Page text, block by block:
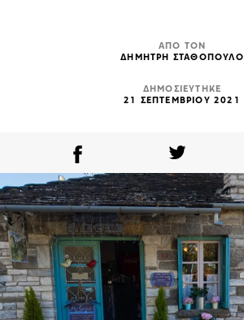
ΑΠΟ ΤΟΝ
ΔΗΜΗΤΡΗ ΣΤΑΘΟΠΟΥΛΟ
ΔΗΜΟΣΙΕΥΤΗΚΕ
21 ΣΕΠΤΕΜΒΡΙΟΥ 2021